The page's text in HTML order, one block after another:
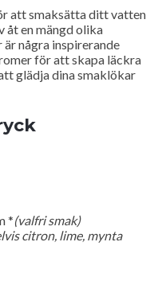
att smaksätta ditt vatten
åt en mängd olika
några inspirerande
för att skapa läckra
glädja dina smaklökar
*(valfri smak)
citron, lime, mynta